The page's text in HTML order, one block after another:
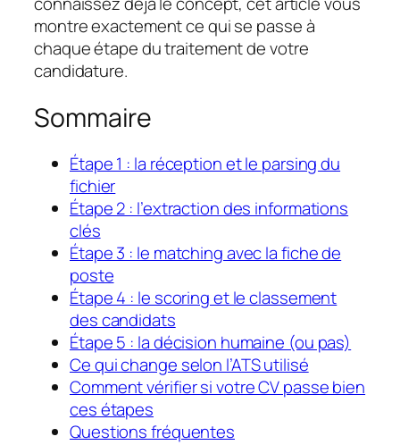
montre exactement ce qui se passe à
chaque étape du traitement de votre
candidature.
Sommaire
Étape 1 : la réception et le parsing du
fichier
Étape 2 : l’extraction des informations
clés
Étape 3 : le matching avec la fiche de
poste
Étape 4 : le scoring et le classement
des candidats
Étape 5 : la décision humaine (ou pas)
Ce qui change selon l’ATS utilisé
Comment vérifier si votre CV passe bien
ces étapes
Questions fréquentes